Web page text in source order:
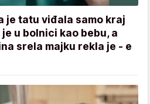
je tatu viđala samo kraj
u bolnici kao bebu, a
srela majku rekla je - e